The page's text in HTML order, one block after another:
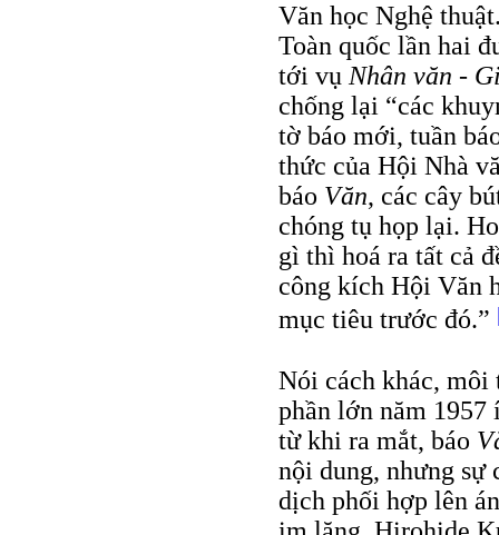
Văn học Nghệ
Toàn quốc lần hai
tới vụ Nhân văn -
chống lại “các
tờ báo mới, tuần
thức của Hội Nhà
báo Văn, các cây
chóng tụ họp lại.
gì thì hoá ra tất cả
công kích Hội Văn
mục tiêu trước đó.”
Nói cách khác, môi
phần lớn năm 1957
từ khi ra mắt, báo
nội dung, nhưng
dịch phối hợp lên